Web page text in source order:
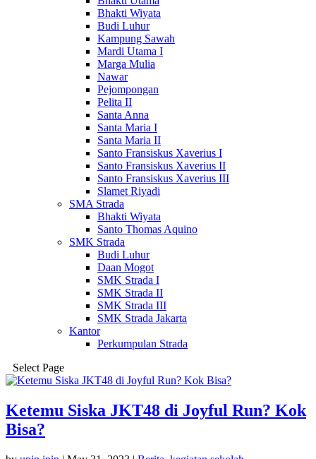
Bhakti Wiyata
Budi Luhur
Kampung Sawah
Mardi Utama I
Marga Mulia
Nawar
Pejompongan
Pelita II
Santa Anna
Santa Maria I
Santa Maria II
Santo Fransiskus Xaverius I
Santo Fransiskus Xaverius II
Santo Fransiskus Xaverius III
Slamet Riyadi
SMA Strada
Bhakti Wiyata
Santo Thomas Aquino
SMK Strada
Budi Luhur
Daan Mogot
SMK Strada I
SMK Strada II
SMK Strada III
SMK Strada Jakarta
Kantor
Perkumpulan Strada
Select Page
Ketemu Siska JKT48 di Joyful Run? Kok
Bisa?